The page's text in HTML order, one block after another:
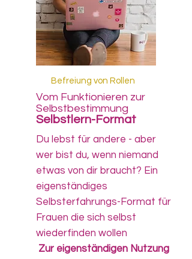
Befreiung von Rollen
Vom Funktionieren zur
Selbstbestimmung
Selbstlern-Format
Du lebst für andere - aber
wer bist du, wenn niemand
etwas von dir braucht? Ein
eigenständiges
Selbsterfahrungs-Format für
Frauen die sich selbst
wiederfinden wollen
Zur eigenständigen Nutzung